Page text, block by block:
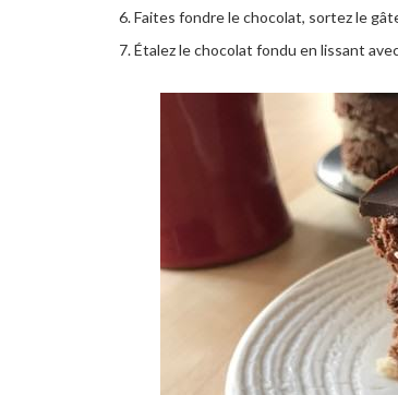
Faites fondre le chocolat, sortez le
Étalez le chocolat fondu en lissant